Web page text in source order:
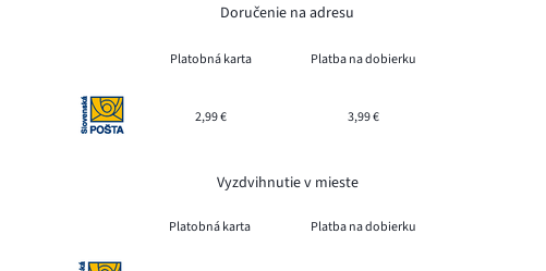
Doručenie na adresu
Platobná karta Platba na dobierku
2,99 € 3,99 €
Vyzdvihnutie v mieste
Platobná karta Platba na dobierku